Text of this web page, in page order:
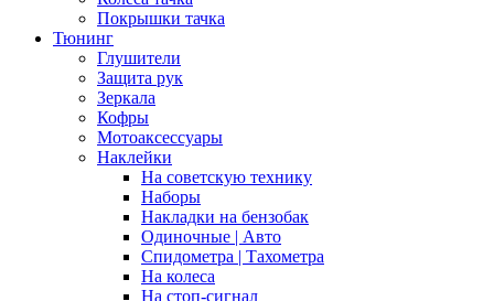
Покрышки тачка
Тюнинг
Глушители
Защита рук
Зеркала
Кофры
Мотоаксессуары
Наклейки
На советскую технику
Наборы
Накладки на бензобак
Одиночные | Авто
Спидометра | Тахометра
На колеса
На стоп-сигнал